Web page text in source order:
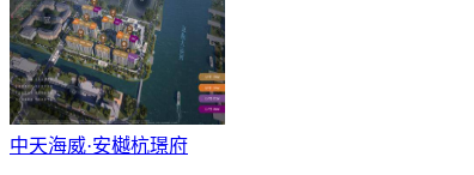
中天海威·安樾杭璟府